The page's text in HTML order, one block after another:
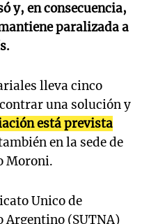
y, en consecuencia,
paralizada a
lleva cinco
una solución y
está prevista
en la sede de
Moroni.
Unico de
Argentino (SUTNA)